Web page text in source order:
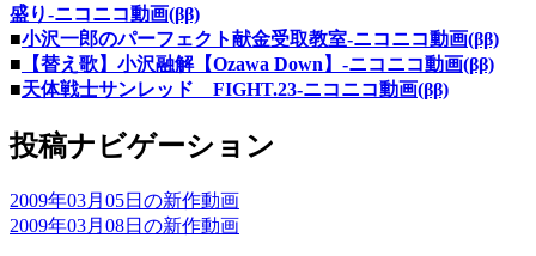
盛り‐ニコニコ動画(ββ)
■小沢一郎のパーフェクト献金受取教室‐ニコニコ動画(ββ)
■ 【替え歌】小沢融解【Ozawa Down】‐ニコニコ動画(ββ)
■天体戦士サンレッド FIGHT.23‐ニコニコ動画(ββ)
投稿ナビゲーション
2009年03月05日の新作動画
2009年03月08日の新作動画